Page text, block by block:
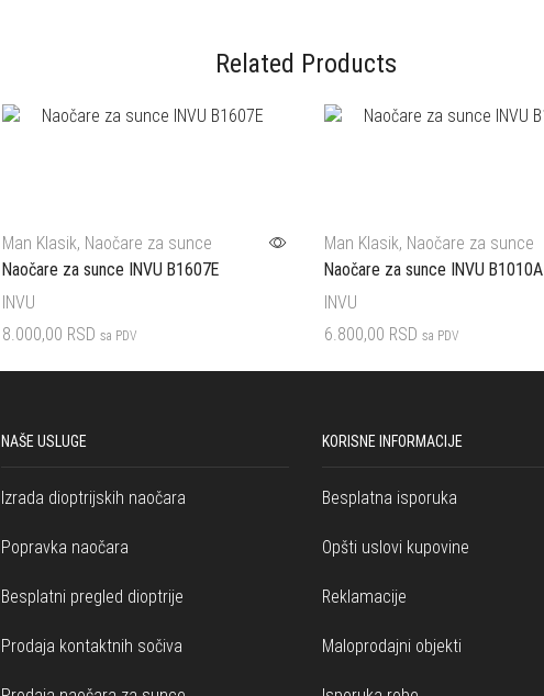
Related Products
Man Klasik, Naočare za sunce
Naočare za sunce INVU B1607E
INVU
8.000,00 RSD sa PDV
Dodaj u korpu
Man Klasik, Naočare za sunce
Naočare za sunce INVU B1010A
INVU
6.800,00 RSD sa PDV
Dodaj u korpu
NAŠE USLUGE
Izrada dioptrijskih naočara
Popravka naočara
Besplatni pregled dioptrije
Prodaja kontaktnih sočiva
KORISNE INFORMACIJE
Besplatna isporuka
Opšti uslovi kupovine
Reklamacije
Maloprodajni objekti